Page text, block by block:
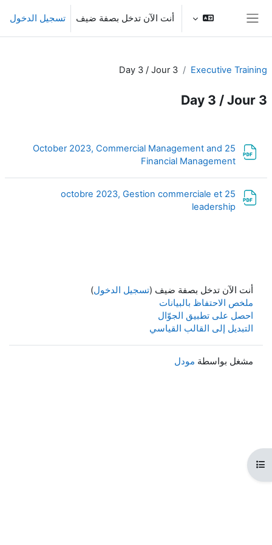
تخطى إلى المحتوى الرئيسي
أنت الآن تدخل بصفة ضيف تسجيل الدخول
المقرر
Executive Training
Day 3 / Jour 3
Day 3 / Jour 3
25 October 2023, Commercial Management and
Financial Management
25 octobre 2023, Gestion commerciale et
leadership
أنت الآن تدخل بصفة ضيف (تسجيل الدخول)
ملخص الاحتفاظ بالبيانات
احصل على تطبيق الجوّال
التبديل إلى القالب القياسي
مشغل بواسطة مودل